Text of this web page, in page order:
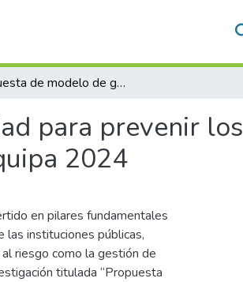
Propuesta de modelo de gestión de la seguridad para prevenir los riesgos laborales en el gobierno regional Arequipa 2024
para prevenir los
2024
en pilares fundamentales
instituciones públicas,
riesgo como la gestión de
titulada “Propuesta